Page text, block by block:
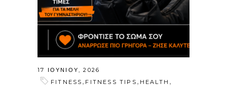
17 ΙΟΥΝΊΟΥ, 2026
FITNESS , FITNESS TIPS , HEALTH ,